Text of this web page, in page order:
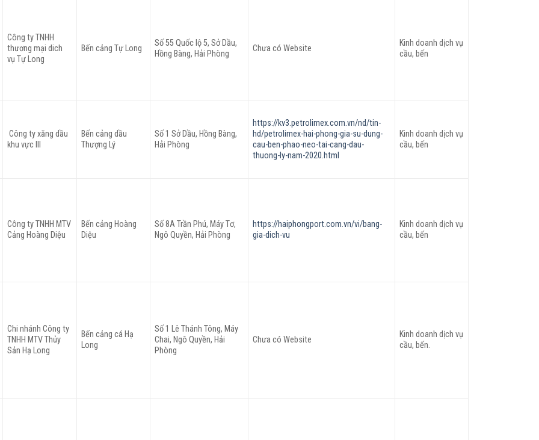
Công ty TNHH
thương mại dich
vụ Tự Long
Bến cảng Tự Long
Số 55 Quốc lộ 5, Sở Dầu,
Hồng Bàng, Hải Phòng
Chưa có Website
Kinh doanh dịch vụ
cầu, bến
Công ty xăng dầu
khu vực III
Bến cảng dầu
Thượng Lý
Số 1 Sở Dầu, Hồng Bàng,
Hải Phòng
https://kv3.petrolimex.com.vn/nd/tin-
hd/petrolimex-hai-phong-gia-su-dung-
cau-ben-phao-neo-tai-cang-dau-
thuong-ly-nam-2020.html
Kinh doanh dịch vụ
cầu, bến
Công ty TNHH MTV
Cảng Hoàng Diệu
Bến cảng Hoàng
Diệu
Số 8A Trần Phú, Máy Tơ,
Ngô Quyền, Hải Phòng
https://haiphongport.com.vn/vi/bang-
gia-dich-vu
Kinh doanh dịch vụ
cầu, bến
Chi nhánh Công ty
TNHH MTV Thủy
Sản Hạ Long
Bến cảng cá Hạ
Long
Số 1 Lê Thánh Tông, Máy
Chai, Ngô Quyền, Hải
Phòng
Chưa có Website
Kinh doanh dịch vụ
cầu, bến.